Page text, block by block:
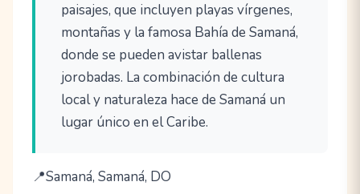
paisajes, que incluyen playas vírgenes,
montañas y la famosa Bahía de Samaná,
donde se pueden avistar ballenas
jorobadas. La combinación de cultura
local y naturaleza hace de Samaná un
lugar único en el Caribe.
Samaná, Samaná, DO